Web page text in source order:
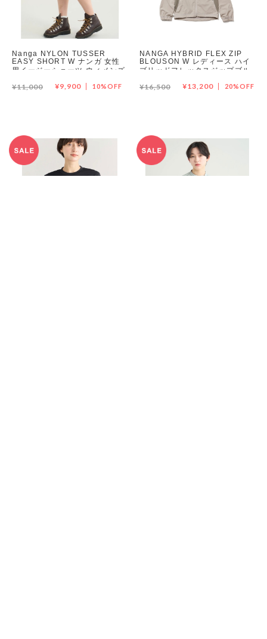
Nanga NYLON TUSSER
EASY SHORT W ナンガ 女性
用イージーショーツ ウィメンズ
10%OFF
¥11,000 ¥9,900
NANGA HYBRID FLEX ZIP
BLOUSON W レディース ハイ
ブリッドフレックスジップブル
20%OFF
¥16,500 ¥13,200